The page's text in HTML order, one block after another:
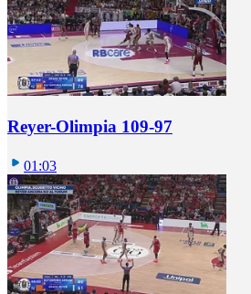
Reyer-Olimpia 109-97
01:03